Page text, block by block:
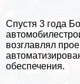
Спустя 3 года
возглавлял
обеспечения.